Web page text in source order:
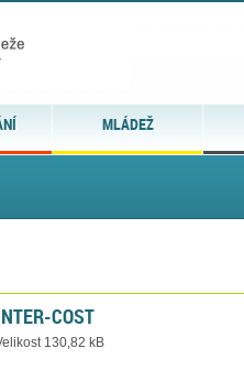
MLÁDEŽ
COST
130,82 kB